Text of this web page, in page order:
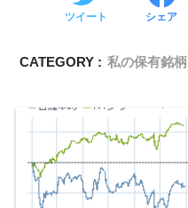
ツイート シェア
CATEGORY : 私の保有銘柄